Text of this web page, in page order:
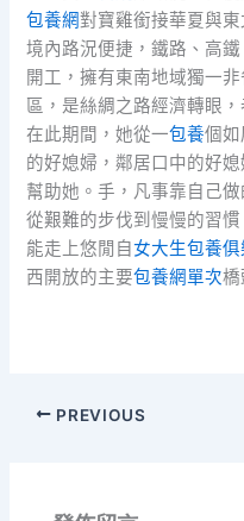
包養網對寶雞銜接華夏與
境內路況便捷，鐵路、高
開工，擁有東南地域獨一
區，是絲綢之路經濟轉眼
在此期間，她從一包養個
的好媳婦，鄰居口中的好
幫助她。手，凡事靠自己
從艱難的步伐到慢慢的習
能走上悠閒自女大生包養
西開放的主要包養網單次橋
PREVIOUS